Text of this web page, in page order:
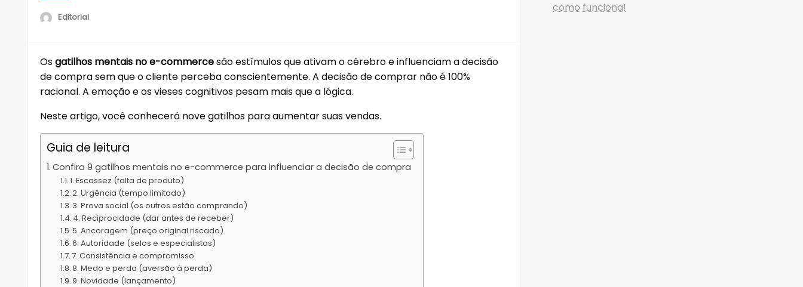
Editorial
Osgatilhos mentais no e-commercesão estímulos que ativam o cérebro e influenciam a decisão
de compra sem que o cliente perceba conscientemente. A decisão de comprar não é 100%
racional. A emoção e os vieses cognitivos pesam mais que a lógica.
Neste artigo, você conhecerá nove gatilhos para aumentar suas vendas.
Guia de leitura
Confira 9 gatilhos mentais no e-commerce para influenciar a decisão de compra
1. Escassez (falta de produto)
2. Urgência (tempo limitado)
3. Prova social (os outros estão comprando)
4. Reciprocidade (dar antes de receber)
5. Ancoragem (preço original riscado)
6. Autoridade (selos e especialistas)
7. Consistência e compromisso
8. Medo e perda (aversão à perda)
9. Novidade (lançamento)
como funciona!